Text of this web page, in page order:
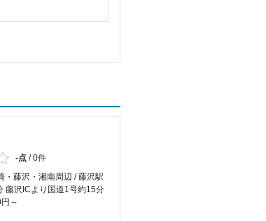
-点 /0件
・藤沢・湘南周辺 / 藤沢駅
藤沢ICより国道1号約15分
～